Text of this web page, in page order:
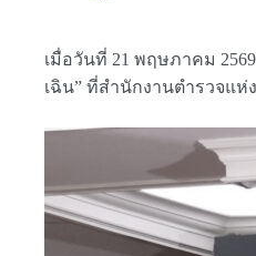
เมื่อวันที่ 21 พฤษภาคม
เฉิน” ที่สำนักงานตำรวจแ